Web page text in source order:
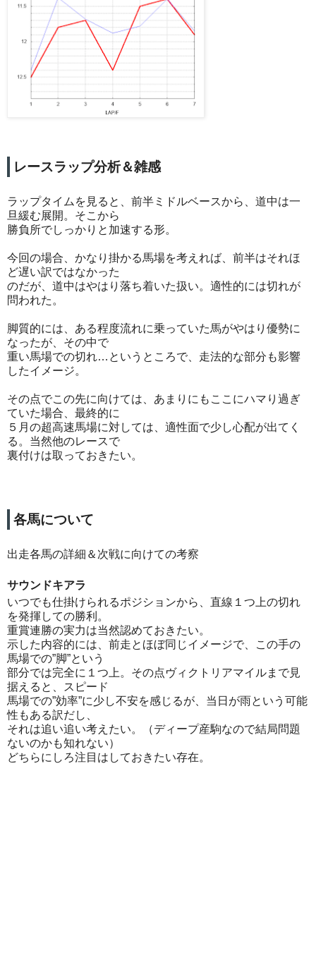
レースラップ分析＆雑感
ラップタイムを見ると、前半ミドルベースから、道中は一
旦緩む展開。そこから
勝負所でしっかりと加速する形。
今回の場合、かなり掛かる馬場を考えれば、前半はそれほ
ど遅い訳ではなかった
のだが、道中はやはり落ち着いた扱い。適性的には切れが
問われた。
脚質的には、ある程度流れに乗っていた馬がやはり優勢に
なったが、その中で
重い馬場での切れ…というところで、走法的な部分も影響
したイメージ。
その点でこの先に向けては、あまりにもここにハマり過ぎ
ていた場合、最終的に
５月の超高速馬場に対しては、適性面で少し心配が出てく
る。当然他のレースで
裏付けは取っておきたい。
各馬について
出走各馬の詳細＆次戦に向けての考察
サウンドキアラ
いつでも仕掛けられるポジションから、直線１つ上の切れ
を発揮しての勝利。
重賞連勝の実力は当然認めておきたい。
示した内容的には、前走とほぼ同じイメージで、この手の
馬場での”脚”という
部分では完全に１つ上。その点ヴィクトリアマイルまで見
据えると、スピード
馬場での”効率”に少し不安を感じるが、当日が雨という可能
性もある訳だし、
それは追い追い考えたい。（ディープ産駒なので結局問題
ないのかも知れない）
どちらにしろ注目はしておきたい存在。